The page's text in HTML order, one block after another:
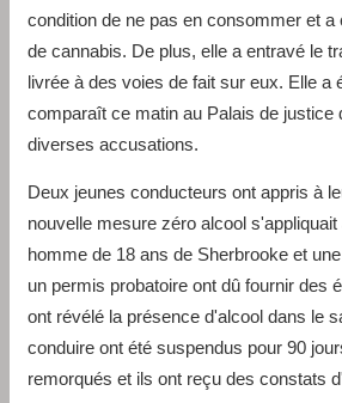
condition de ne pas en consommer et
de cannabis. De plus, elle a entravé le
livrée à des voies de fait sur eux. Elle a
comparaît ce matin au Palais de justice
diverses accusations.
Deux jeunes conducteurs ont appris à
nouvelle mesure zéro alcool
homme de 18 ans de Sherbrooke et
un permis probatoire ont dû fournir des
ont révélé la présence d'alcool dans le
conduire ont été suspendus pour 90
remorqués et ils ont reçu des constats